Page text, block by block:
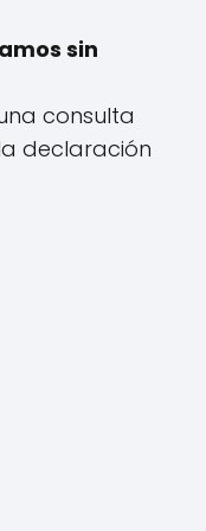
sin
consulta
declaración